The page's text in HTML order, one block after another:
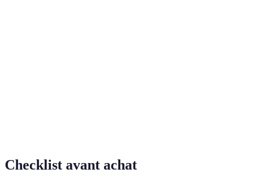
Checklist avant achat